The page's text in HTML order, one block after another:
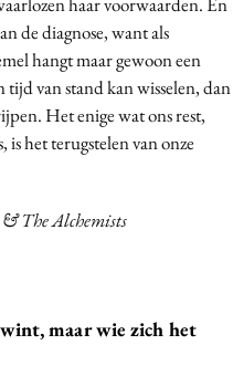
de diagnose, want als
hangt maar gewoon een
van stand kan wisselen, dan
Het enige wat ons rest,
het terugstelen van onze
The Alchemists
maar wie zich het